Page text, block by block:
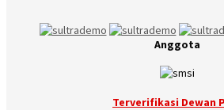
Anggota
Terverifikasi Dewan